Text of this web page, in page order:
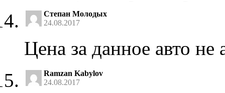
Степан Молодых
24.08.2017
Цена за данное авто не
Ramzan Kabylov
24.08.2017